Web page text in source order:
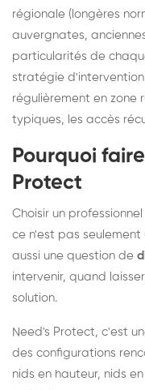
régionale (longères
auvergnates,
particularités de
stratégie
régulièrement en zone
typiques, les accès
Pourquoi
Protect
Choisir un
ce n'est pas
aussi une question de
intervenir, quand
solution.
Need's Protect, c'est
des configurations
nids en hauteur, nids